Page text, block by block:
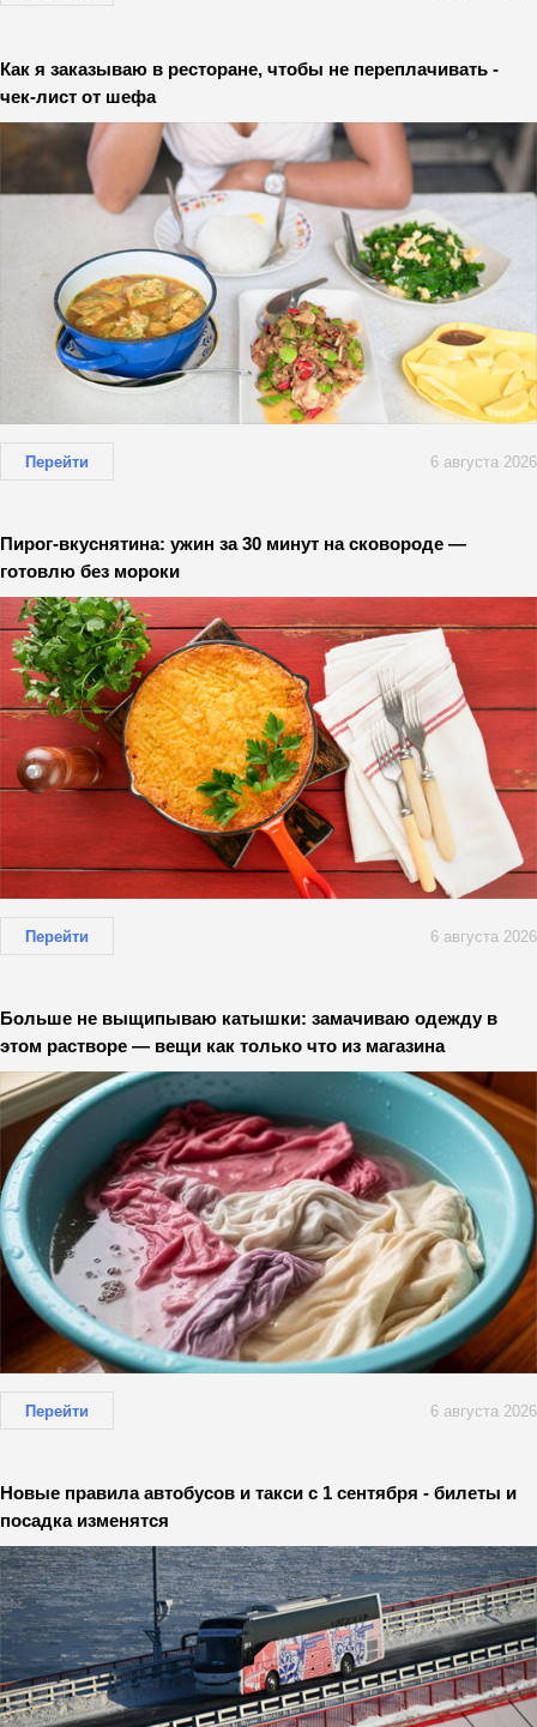
Как я заказываю в ресторане, чтобы не переплачивать -
чек-лист от шефа
Перейти 6 августа 2026
Пирог-вкуснятина: ужин за 30 минут на сковороде —
готовлю без мороки
Перейти 6 августа 2026
Больше не выщипываю катышки: замачиваю одежду в
этом растворе — вещи как только что из магазина
Перейти 6 августа 2026
Новые правила автобусов и такси с 1 сентября - билеты и
посадка изменятся